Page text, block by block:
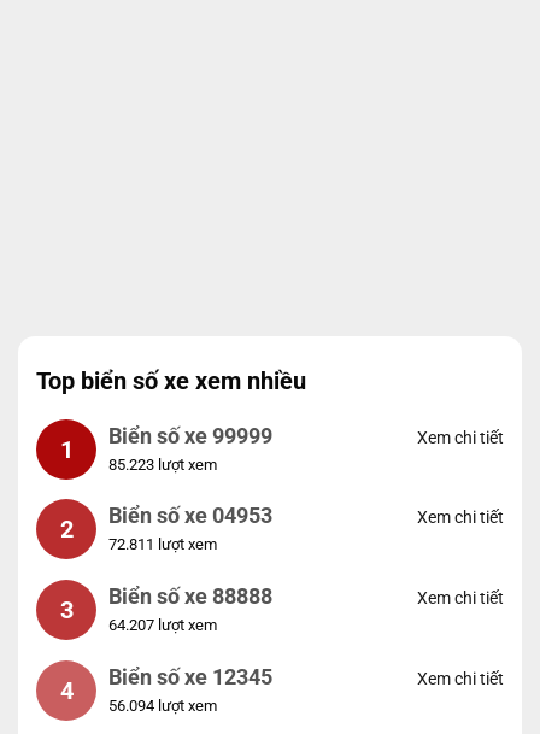
Top biển số xe xem nhiều
1 Biển số xe 99999
85.223 lượt xem
Xem chi tiết
2 Biển số xe 04953
72.811 lượt xem
Xem chi tiết
3 Biển số xe 88888
64.207 lượt xem
Xem chi tiết
4 Biển số xe 12345
56.094 lượt xem
Xem chi tiết